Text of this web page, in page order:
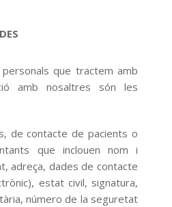
que tractem amb
amb nosaltres són les
de contacte de pacients o
que inclouen nom i
adreça, dades de contacte
estat civil, signatura,
número de la seguretat